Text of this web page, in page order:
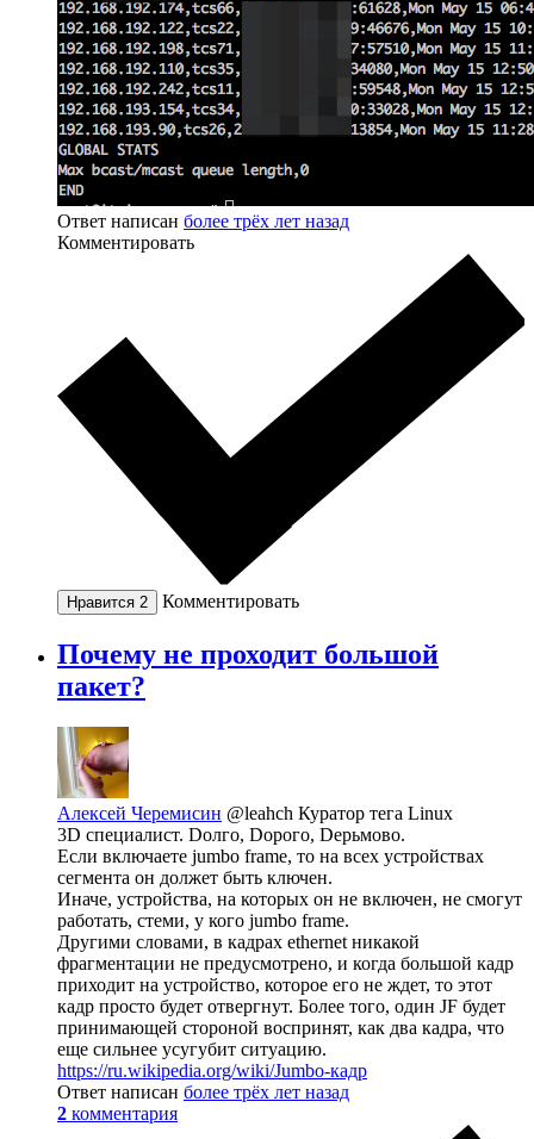
Ответ написан более трёх лет назад
Комментировать
Нравится 2 Комментировать
Почему не проходит большой
пакет?
Алексей Черемисин @leahch Куратор тега Linux
3D специалист. Dолго, Dорого, Dерьмово.
Если включаете jumbo frame, то на всех устройствах
сегмента он должет быть ключен.
Иначе, устройства, на которых он не включен, не смогут
работать, стеми, у кого jumbo frame.
Другими словами, в кадрах ethernet никакой
фрагментации не предусмотрено, и когда большой кадр
приходит на устройство, которое его не ждет, то этот
кадр просто будет отвергнут. Более того, один JF будет
принимающей стороной воспринят, как два кадра, что
еще сильнее усугубит ситуацию.
https://ru.wikipedia.org/wiki/Jumbo-кадр
Ответ написан более трёх лет назад
2 комментария